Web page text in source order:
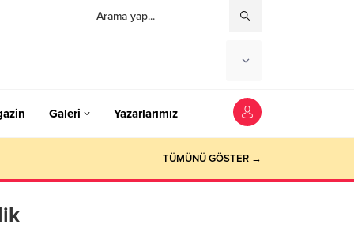
Galeri Yazarlarımız
TÜMÜNÜ GÖSTER →